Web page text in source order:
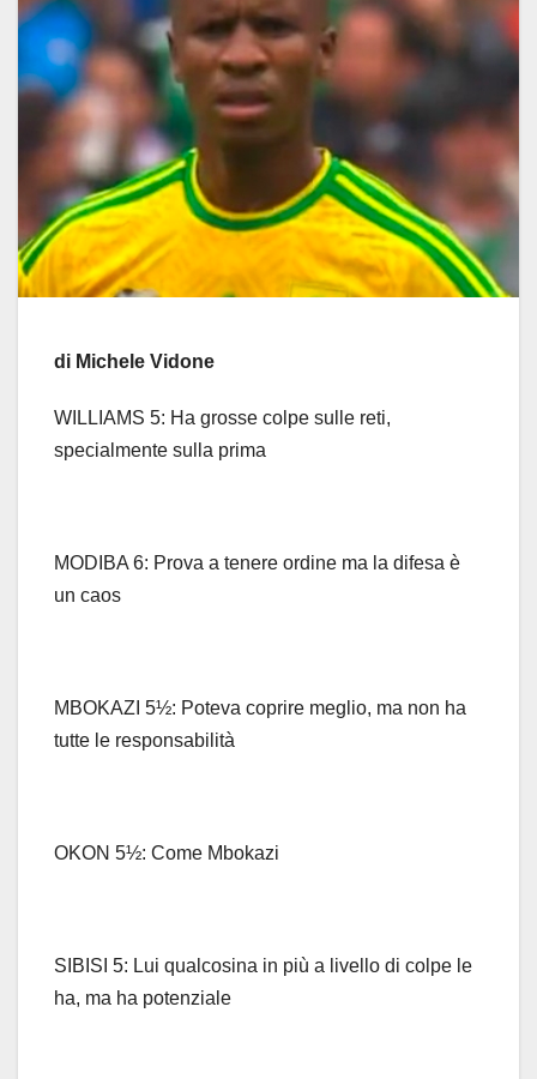
di Michele Vidone
WILLIAMS 5: Ha grosse colpe sulle reti,
specialmente sulla prima
MODIBA 6: Prova a tenere ordine ma la difesa è
un caos
MBOKAZI 5½: Poteva coprire meglio, ma non ha
tutte le responsabilità
OKON 5½: Come Mbokazi
SIBISI 5: Lui qualcosina in più a livello di colpe le
ha, ma ha potenziale